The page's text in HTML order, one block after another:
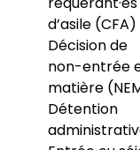
d’asile (CFA)
Décision de
non-entrée
matière
Détention